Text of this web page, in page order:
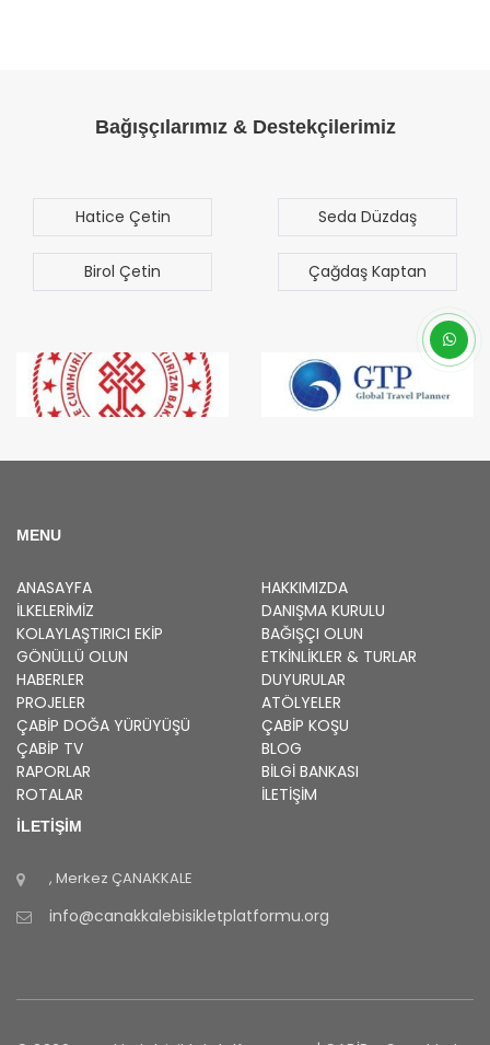
Bağışçılarımız & Destekçilerimiz
Hatice Çetin
Birol Çetin
Seda Düzdaş
Çağdaş Kaptan
MENU
ANASAYFA
HAKKIMIZDA
İLKELERIMIZ
DANIŞMA KURULU
KOLAYLAŞTIRICI EKIP
BAĞIŞÇI OLUN
GÖNÜLLÜ OLUN
ETKINLIKLER & TURLAR
HABERLER
DUYURULAR
PROJELER
ATÖLYELER
ÇABİP DOĞA YÜRÜYÜŞÜ ÇABİP KOŞU
ÇABİP TV
BLOG
RAPORLAR
BILGI BANKASI
ROTALAR
İLETİŞİM
İLETİŞİM
, Merkez ÇANAKKALE
info@canakkalebisikletplatformu.org